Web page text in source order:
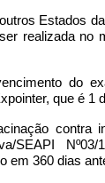
Estados
realizada no
do
que é 1
contra
SEAPI
em 360 dias